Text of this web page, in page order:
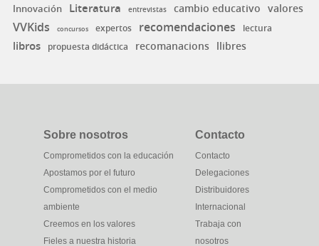
Innovación Literatura entrevistas cambio educativo valores
VVKids concursos expertos recomendaciones lectura
libros propuesta didáctica recomanacions llibres
Sobre nosotros
Comprometidos con la educación
Apostamos por el futuro
Comprometidos con el medio
ambiente
Creemos en los valores
Fieles a nuestra historia
Contacto
Contacto
Delegaciones
Distribuidores
Internacional
Trabaja con
nosotros